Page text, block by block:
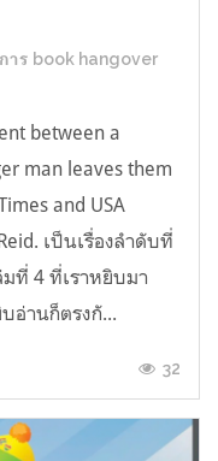
าร book hangover
between a
man leaves them
and USA
เป็นเรื่องลำดับที่
มที่ 4 ที่เราหยิบมา
อ่านก็ตรงกั...
32